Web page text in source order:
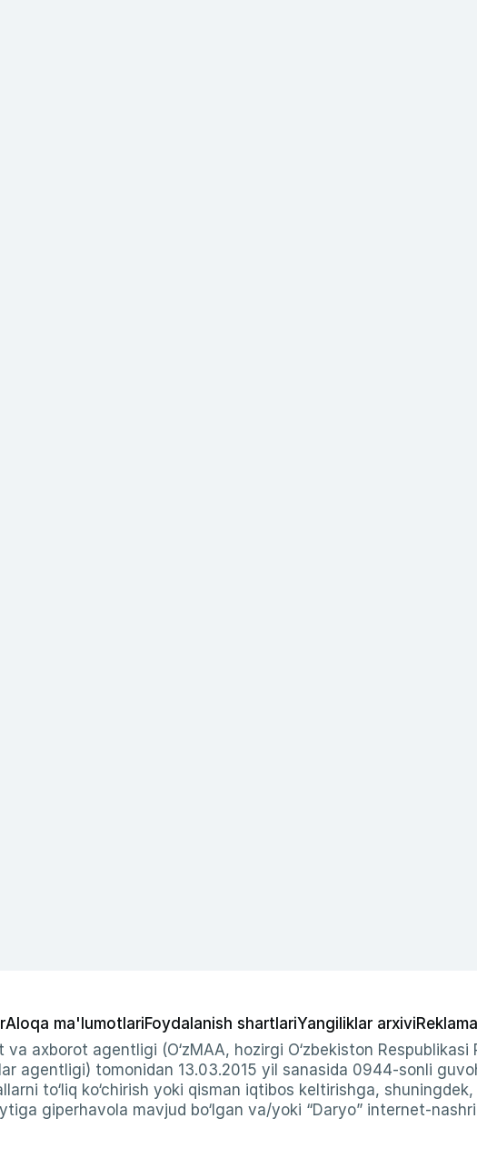
Aloqa ma'lumotlariFoydalanish shartlariYangiliklar arxiviReklama
axborot agentligi (O‘zMAA, hozirgi O‘zbekiston
agentligi) tomonidan 13.03.2015 yil sanasida 0944-sonli
to‘liq ko‘chirish yoki qisman iqtibos keltirishga,
giperhavola mavjud bo‘lgan va/yoki “Daryo” internet-